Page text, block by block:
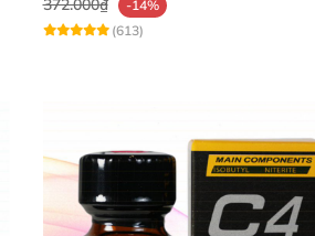
-14%
(613)